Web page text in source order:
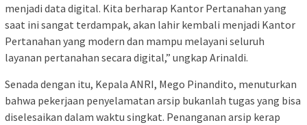
menjadi data digital. Kita berharap Kantor Pertanahan yang
saat ini sangat terdampak, akan lahir kembali menjadi Kantor
Pertanahan yang modern dan mampu melayani seluruh
layanan pertanahan secara digital,” ungkap Arinaldi.
Senada dengan itu, Kepala ANRI, Mego Pinandito, menuturkan
bahwa pekerjaan penyelamatan arsip bukanlah tugas yang bisa
diselesaikan dalam waktu singkat. Penanganan arsip kerap